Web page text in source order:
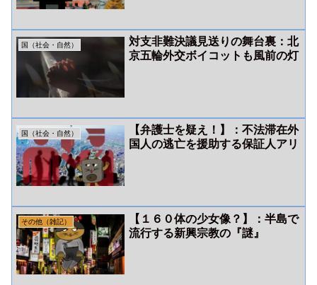
国（社会・自然）
対支非難決議見送りの舞台裏：北
京五輪外交ボイコットも風前の灯
国（社会・自然）
【弁護士を疑え！】：不法滞在外
国人の逃亡を援助する保証人アリ
その他（雑記）
【１６０体の少女像？】：半島で
流行する新興宗教の『謎』